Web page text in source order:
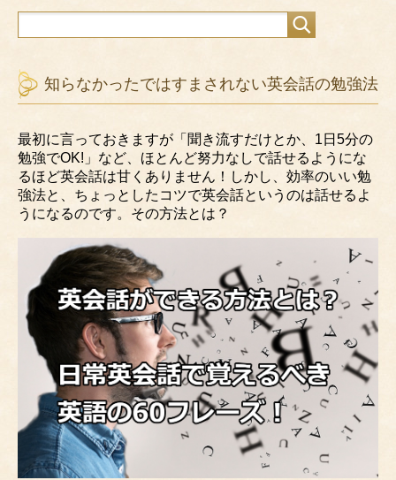
知らなかったではすまされない英会話の勉強法
最初に言っておきますが「聞き流すだけとか、1日5分の
勉強でOK!」など、ほとんど努力なしで話せるようにな
るほど英会話は甘くありません！しかし、効率のいい勉
強法と、ちょっとしたコツで英会話というのは話せるよ
うになるのです。その方法とは？